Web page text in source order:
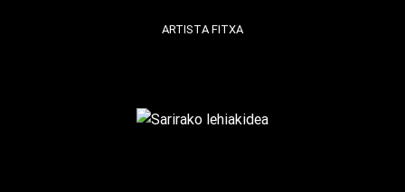
ARTISTA FITXA